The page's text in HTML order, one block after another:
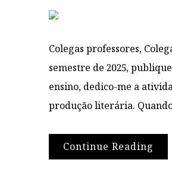
Colegas professores,
semestre de 2025,
ensino, dedico-me a
produção literária.
Continue Reading